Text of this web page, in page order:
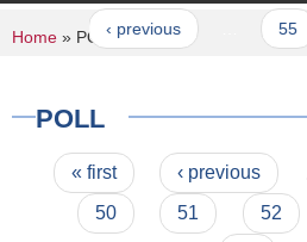
‹ previous
You are here
Home » POLL
POLL
Pages
« first ‹ previous
50
51 52